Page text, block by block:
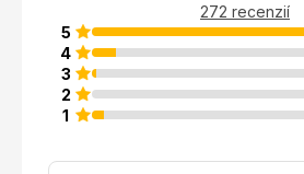
272 recenzií
5
4
3
2
1